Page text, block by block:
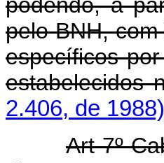
pelo BNH,
específicos
estabelecidos
2.406, de 1988)
Art 7º